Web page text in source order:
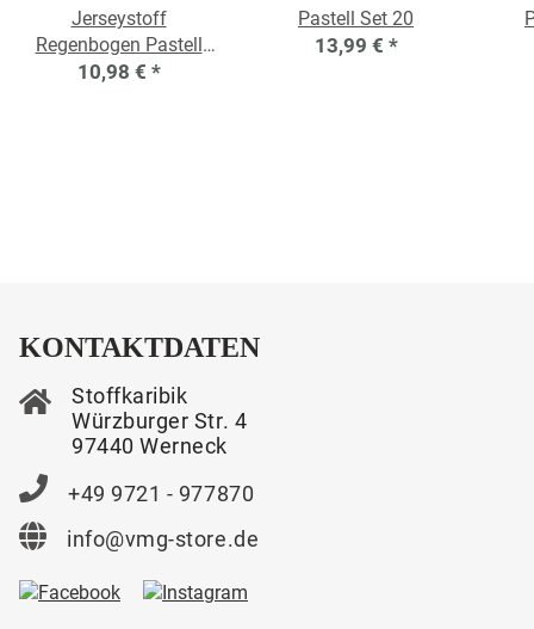
Jerseystoff
Regenbogen Pastell
Weiß
10,98 € *
Pastell Set 20
13,99 € *
KONTAKTDATEN
Stoffkaribik
Würzburger Str. 4
97440 Werneck
+49 9721 - 977870
info@vmg-store.de